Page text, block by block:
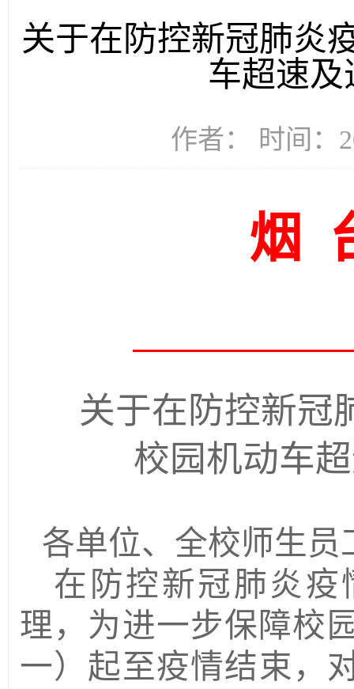
关于在防控新冠肺炎
车超速
作者： 时间：
烟
关于在防控新冠
校园机动车
各单位、全校师生员
在防控新冠肺炎
理，为进一步保障校
一）起至疫情结束，